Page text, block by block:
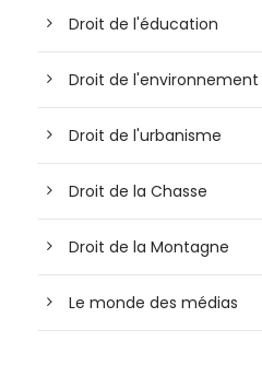
Droit de l'éducation
Droit de l'environnement
Droit de l'urbanisme
Droit de la Chasse
Droit de la Montagne
Le monde des médias